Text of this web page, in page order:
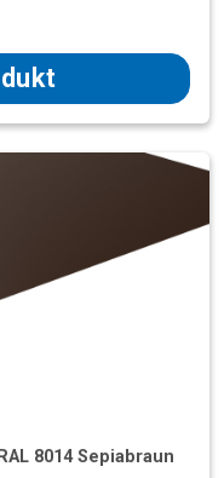
8014 Sepiabraun